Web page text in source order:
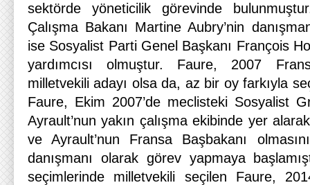
sektörde yöneticilik görevinde
Çalışma Bakanı Martine Aubry’nin
ise Sosyalist Parti Genel Başkanı François
yardımcısı olmuştur. Faure, 2007
milletvekili adayı olsa da, az bir oy farkıyla
Faure, Ekim 2007’de meclisteki Sosyalist
Ayrault’nun yakın çalışma ekibinde yer
ve Ayrault’nun Fransa Başbakanı
danışmanı olarak görev yapmaya
seçimlerinde milletvekili seçilen Faure,